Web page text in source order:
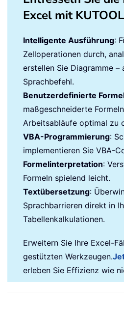
Excel mit
Intelligente Ausführung:
Zelloperationen durch,
erstellen Sie Diagramme
Sprachbefehl.
Benutzerdefinierte
maßgeschneiderte
Arbeitsabläufe optimal zu
VBA-Programmierung:
implementieren Sie VBA-
Formelinterpretation:
Formeln spielend leicht.
Textübersetzung:
Sprachbarrieren direkt in
Tabellenkalkulationen.
Erweitern Sie Ihre Excel-
gestützten Werkzeugen.
erleben Sie Effizienz wie